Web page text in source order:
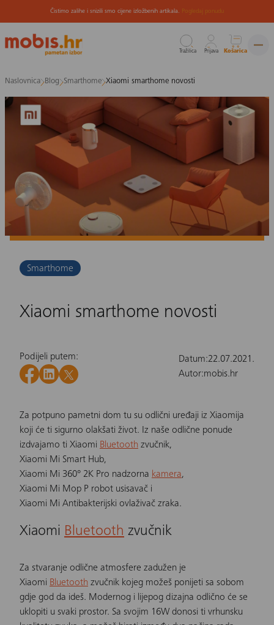
na
sadržaj
Čistimo zalihe i snizili smo cijene izložbenih artikala. Pogledaj ponudu
Tražilica Prijava Košarica
Naslovnica Blog Smarthome Xiaomi smarthome novosti
Smarthome
Xiaomi smarthome novosti
Podijeli putem: Datum:22.07.2021.
Autor:mobis.hr
Za potpuno pametni dom tu su odlični uređaji iz Xiaomija
koji će ti sigurno olakšati život. Iz naše odlične ponude
izdvajamo ti Xiaomi Bluetooth zvučnik,
Xiaomi Mi Smart Hub,
Xiaomi Mi 360° 2K Pro nadzorna kamera,
Xiaomi Mi Mop P robot usisavač i
Xiaomi Mi Antibakterijski ovlaživač zraka.
Xiaomi Bluetooth zvučnik
Za stvaranje odlične atmosfere zadužen je
Xiaomi Bluetooth zvučnik kojeg možeš ponijeti sa sobom
gdje god da ideš. Modernog i lijepog dizajna odlično će se
uklopiti u svaki prostor. Sa svojim 16W donosi ti vrhunsku